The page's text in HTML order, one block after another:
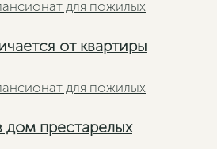
от квартиры
престарелых